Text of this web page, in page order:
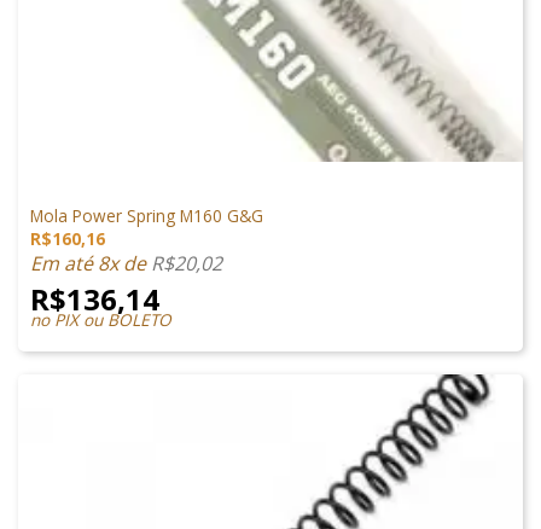
Mola Power Spring M160 G&G
R$160,16
Em até 8x deR$20,02
R$136,14
no PIX ou BOLETO